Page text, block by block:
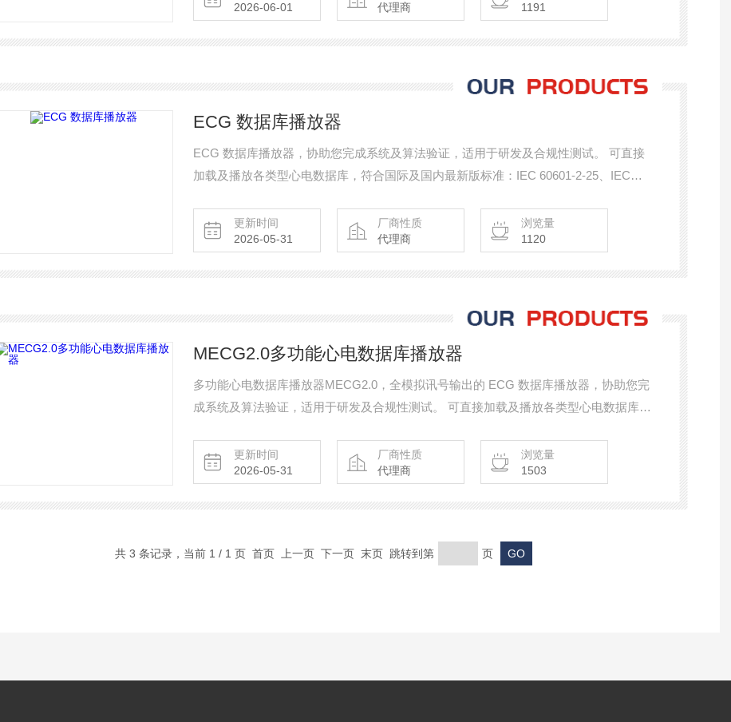
2026-06-01
代理商
1191
ECG 数据库播放器
ECG 数据库播放器，协助您完成系统及算法验证，适用于研发及合规性测试。 可直接
加载及播放各类型心电数据库，符合国际及国内最新版标准：IEC 60601-2-25、IEC
更新时间
2026-05-31
厂商性质
代理商
浏览量
1120
MECG2.0多功能心电数据库播放器
多功能心电数据库播放器MECG2.0，全模拟讯号输出的 ECG 数据库播放器，协助您完
成系统及算法验证，适用于研发及合规性测试。 可直接加载及播放各类型心电数据库，
YY0782、YY0885。
更新时间
2026-05-31
厂商性质
代理商
浏览量
1503
共 3 条记录，当前 1 / 1 页 首页 上一页 下一页 末页 跳转到第 页